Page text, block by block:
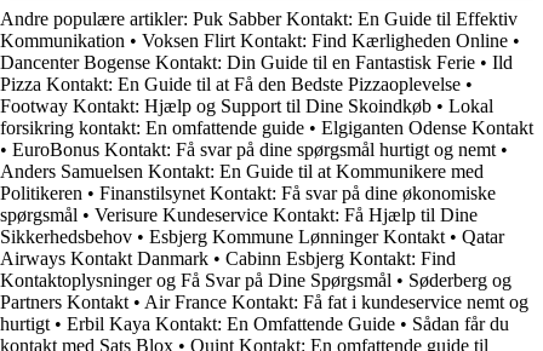
Andre populære artikler: Puk Sabber Kontakt: En Guide til Effektiv
Kommunikation • Voksen Flirt Kontakt: Find Kærligheden Online •
Dancenter Bogense Kontakt: Din Guide til en Fantastisk Ferie • Ild
Pizza Kontakt: En Guide til at Få den Bedste Pizzaoplevelse •
Footway Kontakt: Hjælp og Support til Dine Skoindkøb • Lokal
forsikring kontakt: En omfattende guide • Elgiganten Odense Kontakt
• EuroBonus Kontakt: Få svar på dine spørgsmål hurtigt og nemt •
Anders Samuelsen Kontakt: En Guide til at Kommunikere med
Politikeren • Finanstilsynet Kontakt: Få svar på dine økonomiske
spørgsmål • Verisure Kundeservice Kontakt: Få Hjælp til Dine
Sikkerhedsbehov • Esbjerg Kommune Lønninger Kontakt • Qatar
Airways Kontakt Danmark • Cabinn Esbjerg Kontakt: Find
Kontaktoplysninger og Få Svar på Dine Spørgsmål • Søderberg og
Partners Kontakt • Air France Kontakt: Få fat i kundeservice nemt og
hurtigt • Erbil Kaya Kontakt: En Omfattende Guide • Sådan får du
kontakt med Sats Blox • Quint Kontakt: En omfattende guide til